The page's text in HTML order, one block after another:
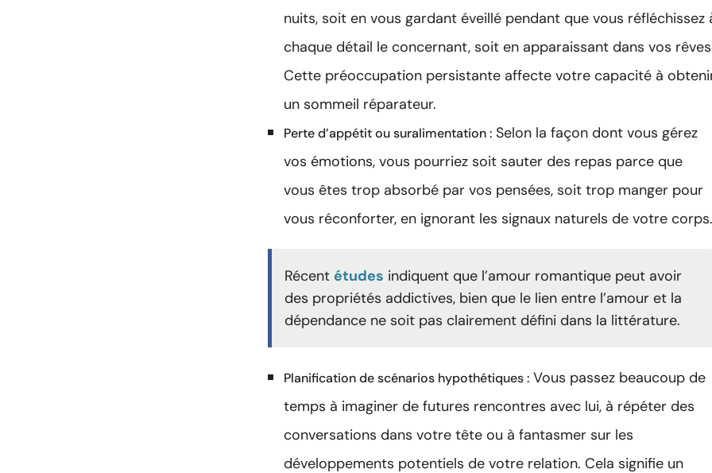
nuits, soit en vous gardant éveillé pendant que vous réfléchissez
chaque détail le concernant, soit en apparaissant dans vos
Cette préoccupation persistante affecte votre capacité à
un sommeil réparateur.
Perte d’appétit ou suralimentation : Selon la façon dont vous gérez
vos émotions, vous pourriez soit sauter des repas parce que
vous êtes trop absorbé par vos pensées, soit trop manger pour
vous réconforter, en ignorant les signaux naturels de votre corps.
Récent études indiquent que l’amour romantique peut avoir
des propriétés addictives, bien que le lien entre l’amour et la
dépendance ne soit pas clairement défini dans la littérature.
Planification de scénarios hypothétiques : Vous passez beaucoup de
temps à imaginer de futures rencontres avec lui, à répéter des
conversations dans votre tête ou à fantasmer sur les
développements potentiels de votre relation. Cela signifie un